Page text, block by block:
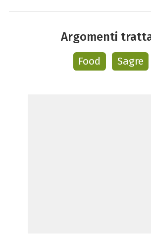
Argomenti
Food Sagre